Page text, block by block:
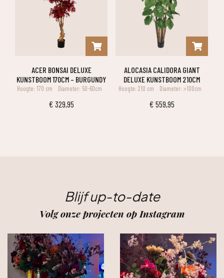
ACER BONSAI DELUXE
KUNSTBOOM 170CM – BURGUNDY
Hoogte: 170 cm Diameter: 50-60cm
€ 329,95
ALOCASIA CALIDORA GIANT
DELUXE KUNSTBOOM 210CM
Hoogte: 210 cm Diameter: >100cm
€ 559,95
Blijf up-to-date
Volg onze projecten op Instagram